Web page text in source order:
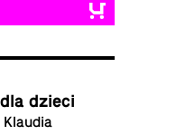
dzieci
Klaudia